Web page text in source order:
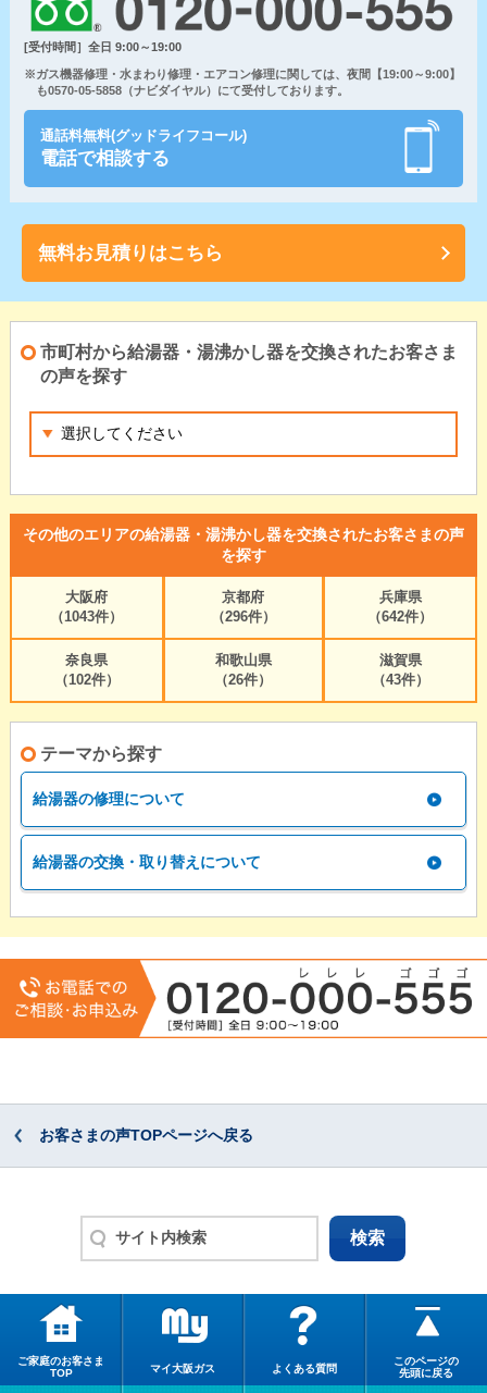
[受付時間］全日 9:00～19:00
※ガス機器修理・水まわり修理・エアコン修理に関しては、夜間【19:00～9:00】
も0570-05-5858（ナビダイヤル）にて受付しております。
通話料無料(グッドライフコール)
電話で相談する
無料お見積りはこちら
市町村から給湯器・湯沸かし器を交換されたお客さま
の声を探す
その他のエリアの給湯器・湯沸かし器を交換されたお客さまの声
を探す
大阪府
（1043件）
京都府
（296件）
兵庫県
（642件）
奈良県
（102件）
和歌山県
（26件）
滋賀県
（43件）
テーマから探す
給湯器の修理について
給湯器の交換・取り替えについて
お客さまの声TOPページへ戻る
ご家庭のお客さま
TOP
マイ大阪ガス よくある質問
このページの
先頭に戻る